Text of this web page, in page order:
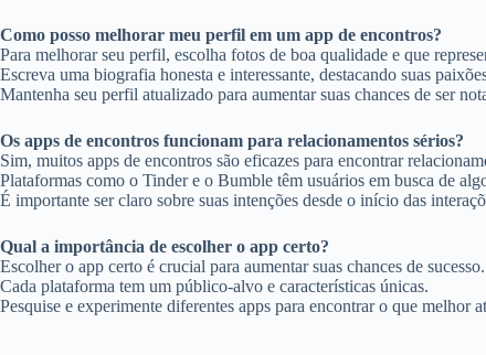
Como posso melhorar meu perfil em um app de encontros?
Para melhorar seu perfil, escolha fotos de boa qualidade e que
Escreva uma biografia honesta e interessante, destacando suas
Mantenha seu perfil atualizado para aumentar suas chances de ser
Os apps de encontros funcionam para relacionamentos sérios?
Sim, muitos apps de encontros são eficazes para encontrar
Plataformas como o Tinder e o Bumble têm usuários em busca de
É importante ser claro sobre suas intenções desde o início das
Qual a importância de escolher o app certo?
Escolher o app certo é crucial para aumentar suas chances de sucesso.
Cada plataforma tem um público-alvo e características únicas.
Pesquise e experimente diferentes apps para encontrar o que melhor